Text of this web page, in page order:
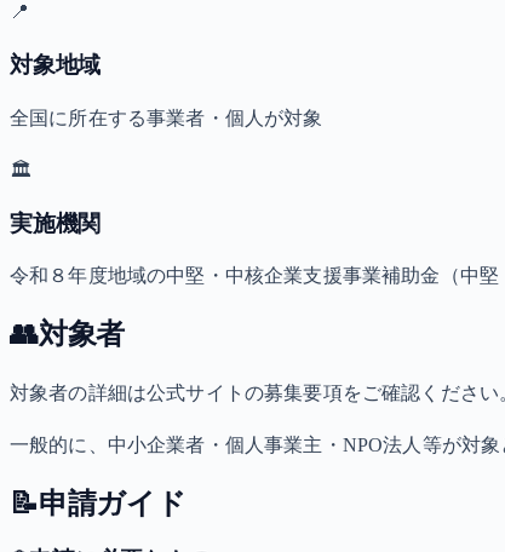
📍
対象地域
全国に所在する事業者・個人が対象
🏛️
実施機関
令和８年度地域の中堅・中核企業支援事業補助金（中堅
👥対象者
対象者の詳細は公式サイトの募集要項をご確認ください
一般的に、中小企業者・個人事業主・NPO法人等が対象
📝申請ガイド